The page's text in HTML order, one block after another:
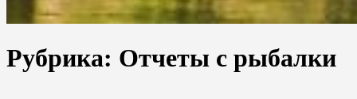
Рубрика: Отчеты с рыбалки